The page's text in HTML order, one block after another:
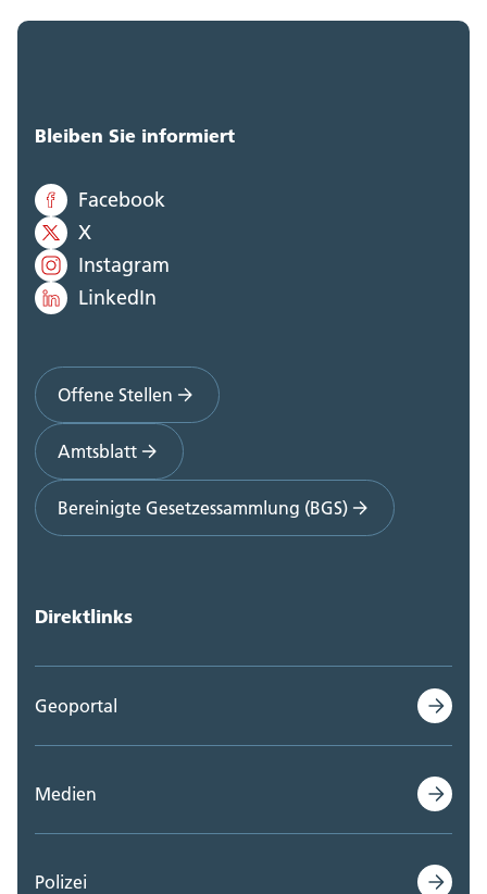
Bleiben Sie informiert
Facebook
X
Instagram
LinkedIn
Offene Stellen
Amtsblatt
Bereinigte Gesetzessammlung (BGS)
Direktlinks
Geoportal
Medien
Polizei